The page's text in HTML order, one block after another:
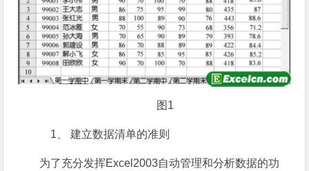
图1
1、 建立数据清单的准则
为了充分发挥Excel2003自动管理和分析数据的功